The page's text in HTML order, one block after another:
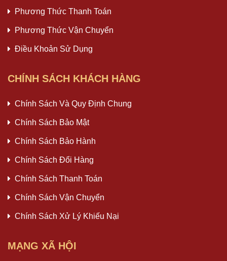
Phương Thức Thanh Toán
Phương Thức Vận Chuyển
Điều Khoản Sử Dụng
CHÍNH SÁCH KHÁCH HÀNG
Chính Sách Và Quy Định Chung
Chính Sách Bảo Mật
Chính Sách Bảo Hành
Chính Sách Đổi Hàng
Chính Sách Thanh Toán
Chính Sách Vận Chuyển
Chính Sách Xử Lý Khiếu Nại
MẠNG XÃ HỘI